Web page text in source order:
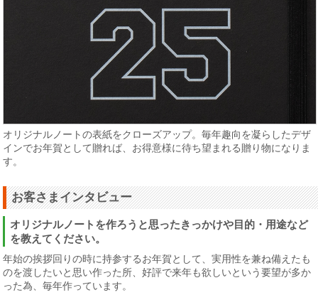
オリジナルノートの表紙をクローズアップ。毎年趣向を凝らしたデザ
インでお年賀として贈れば、お得意様に待ち望まれる贈り物になりま
す。
お客さまインタビュー
オリジナルノートを作ろうと思ったきっかけや目的・用途など
を教えてください。
年始の挨拶回りの時に持参するお年賀として、実用性を兼ね備えたも
のを渡したいと思い作った所、好評で来年も欲しいという要望が多か
った為、毎年作っています。